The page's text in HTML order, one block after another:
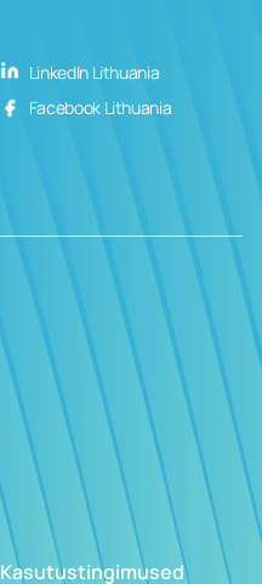
LinkedIn Lithuania
Facebook Lithuania
Kasutustingimused